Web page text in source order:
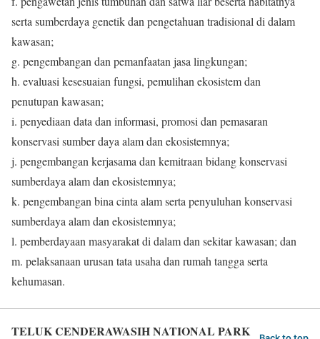
serta sumberdaya genetik dan pengetahuan tradisional di dalam
kawasan;
g. pengembangan dan pemanfaatan jasa lingkungan;
h. evaluasi kesesuaian fungsi, pemulihan ekosistem dan
penutupan kawasan;
i. penyediaan data dan informasi, promosi dan pemasaran
konservasi sumber daya alam dan ekosistemnya;
j. pengembangan kerjasama dan kemitraan bidang konservasi
sumberdaya alam dan ekosistemnya;
k. pengembangan bina cinta alam serta penyuluhan konservasi
sumberdaya alam dan ekosistemnya;
l. pemberdayaan masyarakat di dalam dan sekitar kawasan; dan
m. pelaksanaan urusan tata usaha dan rumah tangga serta
kehumasan.
TELUK CENDERAWASIH NATIONAL PARK